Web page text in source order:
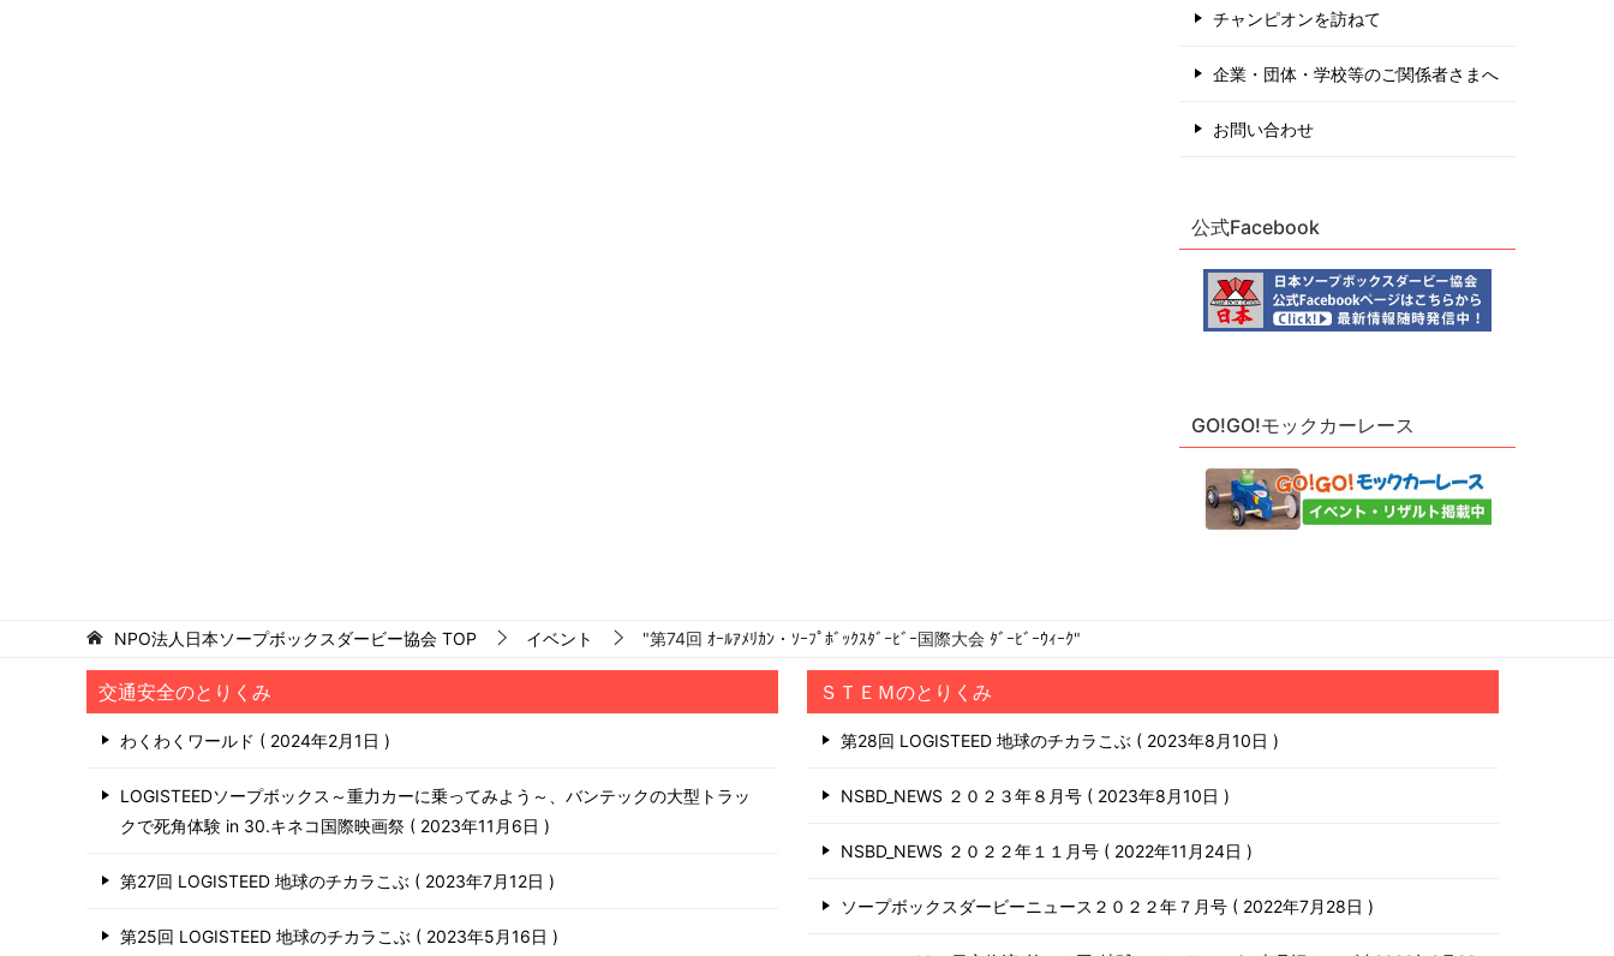
チャンピオンを訪ねて
企業・団体・学校等のご関係者さまへ
お問い合わせ
公式Facebook
GO!GO!モックカーレース
NPO法人日本ソープボックスダービー協会 TOP イベント "第74回 ｵｰﾙｱﾒﾘｶﾝ・ｿｰﾌﾟﾎﾞｯｸｽﾀﾞｰﾋﾞｰ国際大会 ﾀﾞｰﾋﾞｰｳｨｰｸ"
交通安全のとりくみ
わくわくワールド 2024年2月1日
LOGISTEEDソープボックス～重力カーに乗ってみよう～、バンテックの大型トラッ
クで死角体験 in 30.キネコ国際映画祭
2023年11月6日
第27回 LOGISTEED 地球のチカラこぶ 2023年7月12日
第25回 LOGISTEED 地球のチカラこぶ 2023年5月16日
ＳＴＥＭのとりくみ
第28回 LOGISTEED 地球のチカラこぶ 2023年8月10日
NSBD_NEWS ２０２３年８月号 2023年8月10日
NSBD_NEWS ２０２２年１１月号 2022年11月24日
ソープボックスダービーニュース２０２２年７月号 2022年7月28日